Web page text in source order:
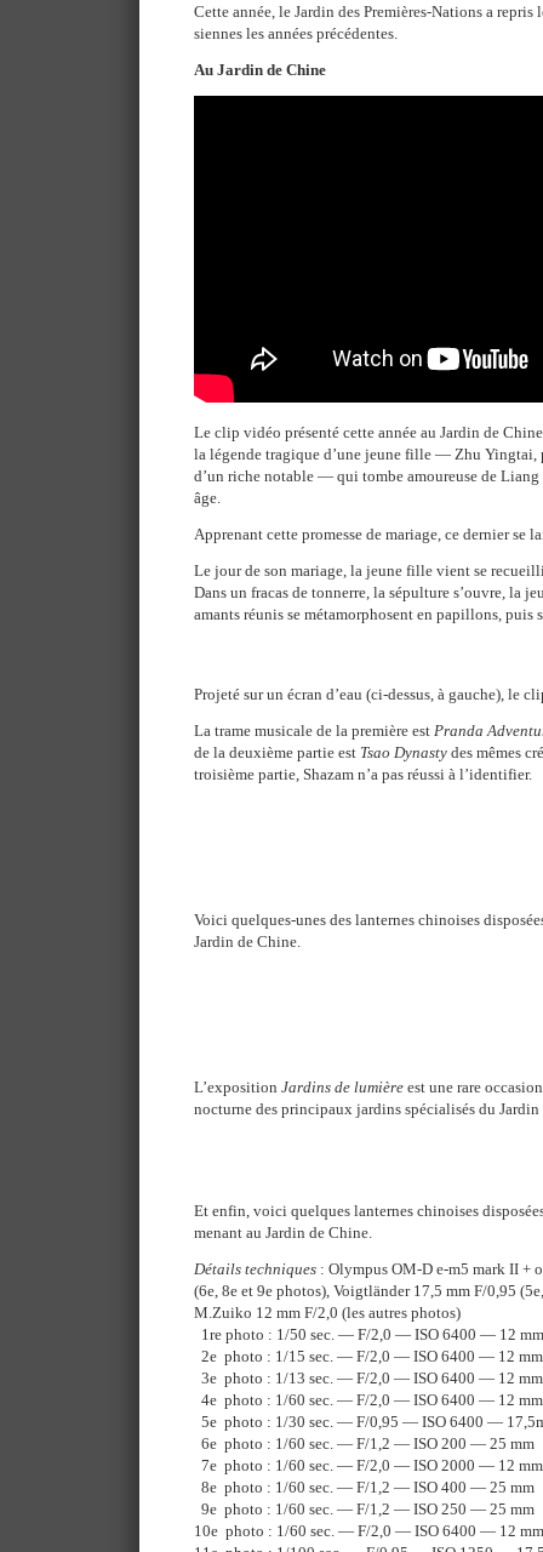
Cette année, le Jardin des Premières-Nations a repris
siennes les années précédentes.
Au Jardin de Chine
Le clip vidéo présenté cette année au Jardin de
la légende tragique d’une jeune fille — Zhu Yingtai,
d’un riche notable — qui tombe amoureuse de Liang
âge.
Apprenant cette promesse de mariage, ce dernier se
Le jour de son mariage, la jeune fille vient se
Dans un fracas de tonnerre, la sépulture s’ouvre, la
amants réunis se métamorphosent en papillons, puis
Projeté sur un écran d’eau (ci-dessus, à gauche), le
La trame musicale de la première est Pranda
de la deuxième partie est Tsao Dynasty des mêmes
troisième partie, Shazam n’a pas réussi à l’identifier.
Voici quelques-unes des lanternes chinoises
Jardin de Chine.
L’exposition Jardins de lumière est une rare
nocturne des principaux jardins spécialisés du
Et enfin, voici quelques lanternes chinoises
menant au Jardin de Chine.
Détails techniques : Olympus OM-D e-m5 mark II +
(6e, 8e et 9e photos), Voigtländer 17,5 mm F/0,95
M.Zuiko 12 mm F/2,0 (les autres photos)
1re photo : 1/50 sec. — F/2,0 — ISO 6400 — 12 mm
2e photo : 1/15 sec. — F/2,0 — ISO 6400 — 12 mm
3e photo : 1/13 sec. — F/2,0 — ISO 6400 — 12 mm
4e photo : 1/60 sec. — F/2,0 — ISO 6400 — 12 mm
5e photo : 1/30 sec. — F/0,95 — ISO 6400 —
6e photo : 1/60 sec. — F/1,2 — ISO 200 — 25 mm
7e photo : 1/60 sec. — F/2,0 — ISO 2000 — 12 mm
8e photo : 1/60 sec. — F/1,2 — ISO 400 — 25 mm
9e photo : 1/60 sec. — F/1,2 — ISO 250 — 25 mm
10e photo : 1/60 sec. — F/2,0 — ISO 6400 — 12 mm